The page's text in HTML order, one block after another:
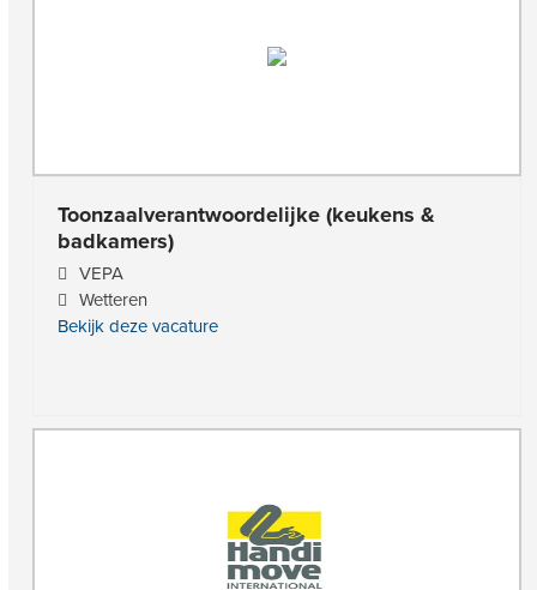
Toonzaalverantwoordelijke (keukens &
badkamers)
VEPA
Wetteren
Bekijk deze vacature